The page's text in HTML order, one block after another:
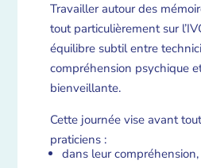
Travailler autour des
tout particulièrement sur
équilibre subtil entre
compréhension psychique
bienveillante.
Cette journée vise avant
praticiens :
dans leur compréhension,